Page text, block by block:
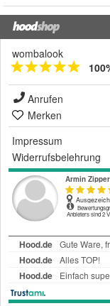
wombalook
Anrufen
Merken
Impressum
Widerrufsbelehrung